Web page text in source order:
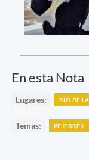
En esta Nota
Lugares: RIO DE
Temas: PEJERREY